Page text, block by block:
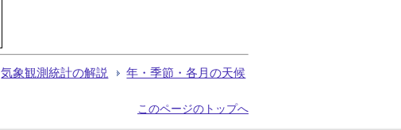
気象観測統計の解説 年・季節・各月の天候
このページのトップへ